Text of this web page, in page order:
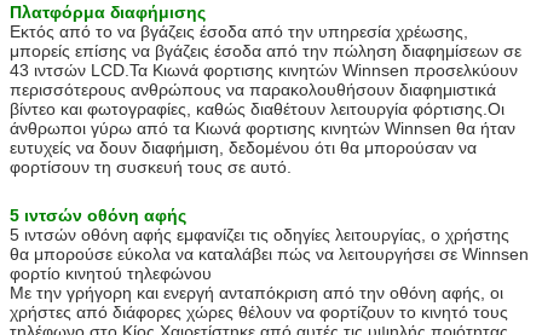
Αφήστε ένα μήνυμα
We bellen je snel terug!
Πλατφόρμα διαφήμισης
Εκτός από το να βγάζεις έσοδα από την υπηρεσία χρέωσης,
μπορείς επίσης να βγάζεις έσοδα από την πώληση διαφημίσεων σε
43 ιντσών LCD.Τα Κιωνά φορτισης κινητών Winnsen προσελκύουν
περισσότερους ανθρώπους να παρακολουθήσουν διαφημιστικά
βίντεο και φωτογραφίες, καθώς διαθέτουν λειτουργία φόρτισης.Οι
άνθρωποι γύρω από τα Κιωνά φορτισης κινητών Winnsen θα ήταν
ευτυχείς να δουν διαφήμιση, δεδομένου ότι θα μπορούσαν να
φορτίσουν τη συσκευή τους σε αυτό.
5 ιντσών οθόνη αφής
5 ιντσών οθόνη αφής εμφανίζει τις οδηγίες λειτουργίας, ο χρήστης
θα μπορούσε εύκολα να καταλάβει πώς να λειτουργήσει σε Winnsen
φορτίο κινητού τηλεφώνου
Με την γρήγορη και ενεργή ανταπόκριση από την οθόνη αφής, οι
χρήστες από διάφορες χώρες θέλουν να φορτίζουν το κινητό τους